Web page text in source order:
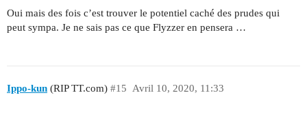
Oui mais des fois c’est trouver le potentiel caché des prudes qui
peut sympa. Je ne sais pas ce que Flyzzer en pensera …
Ippo-kun (RIP TT.com) Avril 10, 2020, 11:33
#15